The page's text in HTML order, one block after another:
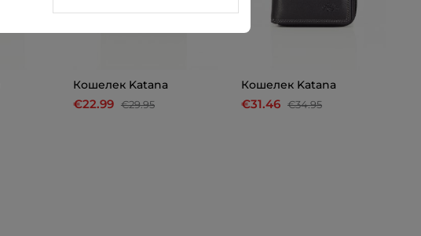
Кошелек Katana
€22.99 €29.95
Кошелек Katana
€31.46 €34.95